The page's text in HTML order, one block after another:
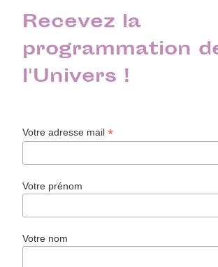
Recevez la
programmation
l'Univers !
Votre adresse mail*
Votre prénom
Votre nom